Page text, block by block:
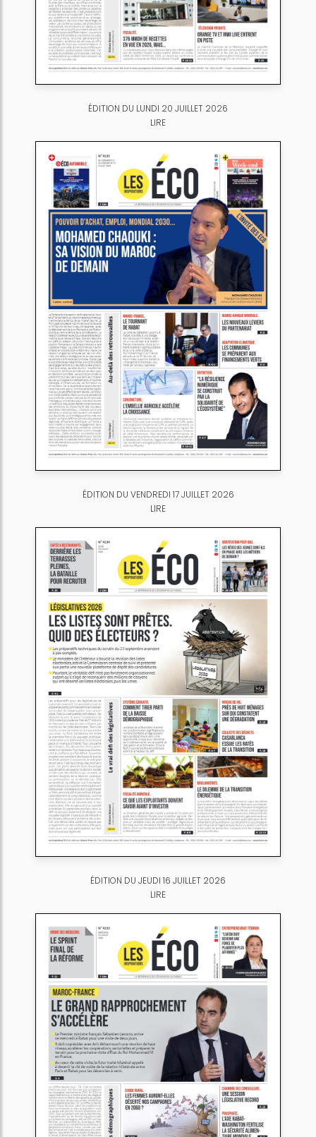
ÉDITION DU LUNDI 20 JUILLET 2026
LIRE
ÉDITION DU VENDREDI 17 JUILLET 2026
LIRE
ÉDITION DU JEUDI 16 JUILLET 2026
LIRE